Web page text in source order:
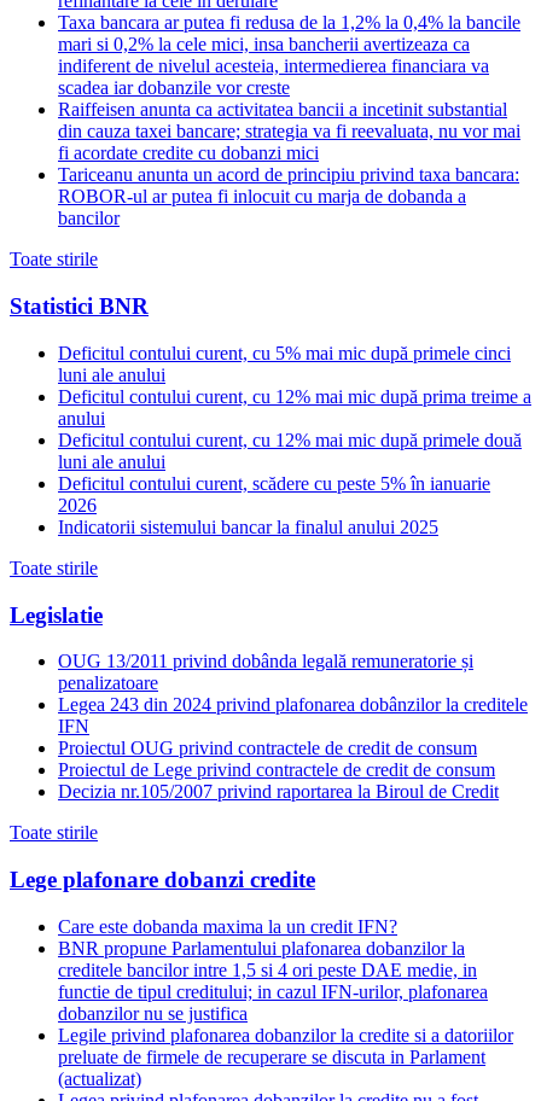
Taxa bancara ar putea fi redusa de la 1,2% la 0,4% la bancile
mari si 0,2% la cele mici, insa bancherii avertizeaza ca
indiferent de nivelul acesteia, intermedierea financiara va
scadea iar dobanzile vor creste
Raiffeisen anunta ca activitatea bancii a incetinit substantial
din cauza taxei bancare; strategia va fi reevaluata, nu vor mai
fi acordate credite cu dobanzi mici
Tariceanu anunta un acord de principiu privind taxa bancara:
ROBOR-ul ar putea fi inlocuit cu marja de dobanda a
bancilor
Toate stirile
Statistici BNR
Deficitul contului curent, cu 5% mai mic după primele cinci
luni ale anului
Deficitul contului curent, cu 12% mai mic după prima treime a
anului
Deficitul contului curent, cu 12% mai mic după primele două
luni ale anului
Deficitul contului curent, scădere cu peste 5% în ianuarie
2026
Indicatorii sistemului bancar la finalul anului 2025
Toate stirile
Legislatie
OUG 13/2011 privind dobânda legală remuneratorie și
penalizatoare
Legea 243 din 2024 privind plafonarea dobânzilor la creditele
IFN
Proiectul OUG privind contractele de credit de consum
Proiectul de Lege privind contractele de credit de consum
Decizia nr.105/2007 privind raportarea la Biroul de Credit
Toate stirile
Lege plafonare dobanzi credite
Care este dobanda maxima la un credit IFN?
BNR propune Parlamentului plafonarea dobanzilor la
creditele bancilor intre 1,5 si 4 ori peste DAE medie, in
functie de tipul creditului; in cazul IFN-urilor, plafonarea
dobanzilor nu se justifica
Legile privind plafonarea dobanzilor la credite si a datoriilor
preluate de firmele de recuperare se discuta in Parlament
(actualizat)